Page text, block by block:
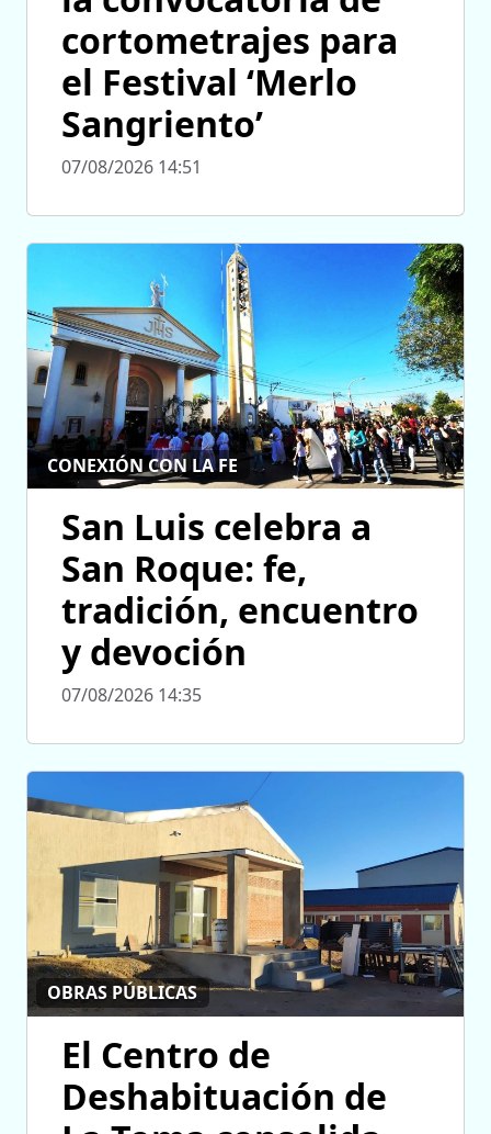
cortometrajes para
el Festival ‘Merlo
Sangriento’
07/08/2026 14:51
CONEXIÓN CON LA FE
San Luis celebra a
San Roque: fe,
tradición, encuentro
y devoción
07/08/2026 14:35
OBRAS PÚBLICAS
El Centro de
Deshabituación de